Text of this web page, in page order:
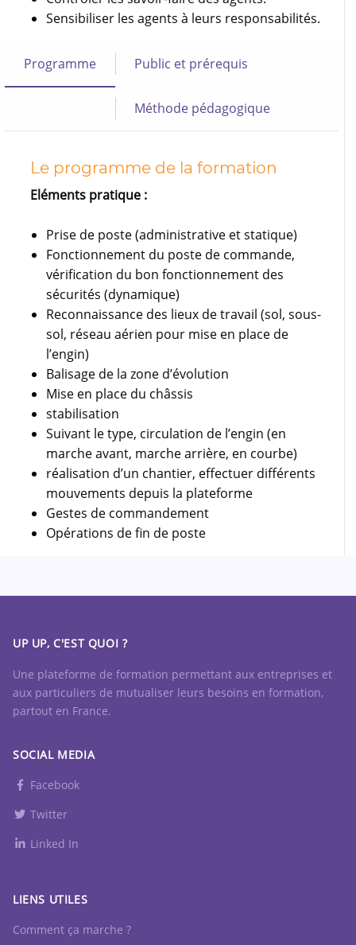
Sensibiliser les agents à leurs responsabilités.
Programme Public et prérequis
Méthode pédagogique
Le programme de la formation
Eléments pratique :
Prise de poste (administrative et statique)
Fonctionnement du poste de commande,
vérification du bon fonctionnement des
sécurités (dynamique)
Reconnaissance des lieux de travail (sol, sous-
sol, réseau aérien pour mise en place de
l’engin)
Balisage de la zone d’évolution
Mise en place du châssis
stabilisation
Suivant le type, circulation de l’engin (en
marche avant, marche arrière, en courbe)
réalisation d’un chantier, effectuer différents
mouvements depuis la plateforme
Gestes de commandement
Opérations de fin de poste
UP UP, C'EST QUOI ?
Une plateforme de formation permettant aux entreprises et
aux particuliers de mutualiser leurs besoins en formation,
partout en France.
SOCIAL MEDIA
Facebook
Twitter
Linked In
LIENS UTILES
Comment ça marche ?